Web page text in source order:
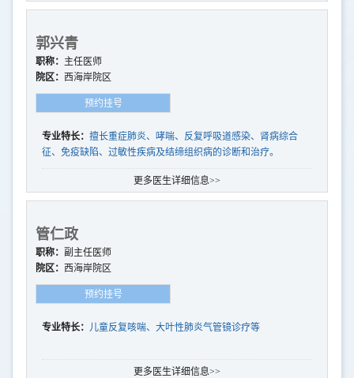
郭兴青
职称： 主任医师
院区： 西海岸院区
预约挂号
专业特长： 擅长重症肺炎、哮喘、反复呼吸道感染、肾病综合
征、免疫缺陷、过敏性疾病及结缔组织病的诊断和治疗。
更多医生详细信息>>
管仁政
职称： 副主任医师
院区： 西海岸院区
预约挂号
专业特长： 儿童反复咳喘、大叶性肺炎气管镜诊疗等
更多医生详细信息>>